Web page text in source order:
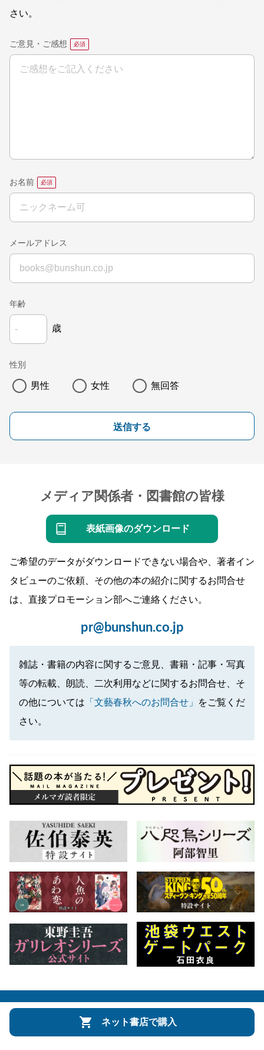
さい。
ご意見・ご感想
お名前
メールアドレス
年齢
歳
性別
男性 女性 無回答
送信する
メディア関係者・図書館の皆様
表紙画像のダウンロード
ご希望のデータがダウンロードできない場合や、著者イン
タビューのご依頼、その他の本の紹介に関するお問合せ
は、直接プロモーション部へご連絡ください。
pr@bunshun.co.jp
雑誌・書籍の内容に関するご意見、書籍・記事・写真
等の転載、朗読、二次利用などに関するお問合せ、そ
の他については 「文藝春秋へのお問合せ」
をご覧くだ
さい。
ネット書店で購入
会社概要 自費出版のご案内 お問合せ
株式会社文藝春秋 文春オンライン Number Web
Copyright © Bungeishunju Ltd.